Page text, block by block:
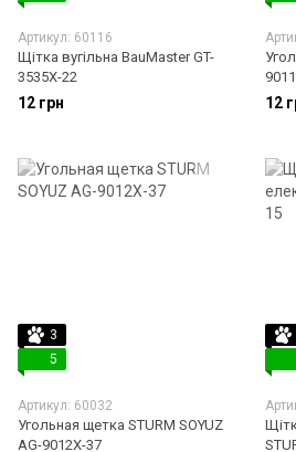
Артикул: 60116
Щітка вугільна BauMaster GT-
3535X-22
12 грн 12
3
5
Артикул: 60032
Угольная щетка STURM SOYUZ
АG-9012X-37